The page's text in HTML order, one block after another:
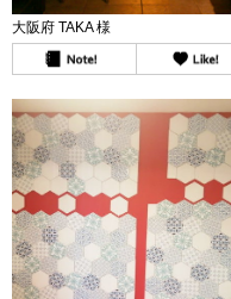
大阪府 TAKA 様